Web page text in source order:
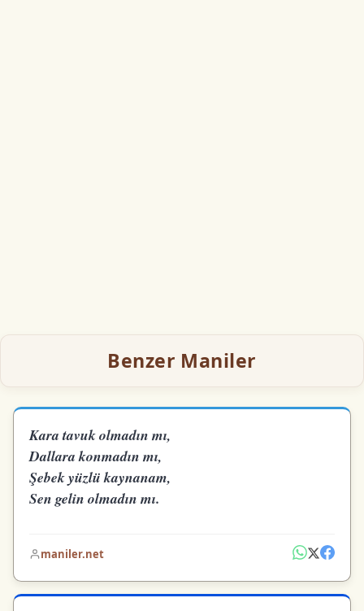
Benzer Maniler
Kara tavuk olmadın mı,
Dallara konmadın mı,
Şebek yüzlü kaynanam,
Sen gelin olmadın mı.
maniler.net